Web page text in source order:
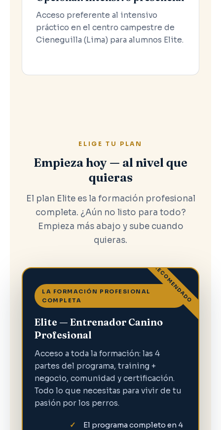
Acceso preferente al intensivo
práctico en el centro campestre de
Cieneguilla (Lima) para alumnos Elite.
ELIGE TU PLAN
Empieza hoy — al nivel que
quieras
El plan Elite es la formación profesional
completa. ¿Aún no listo para todo?
Empieza más abajo y sube cuando
quieras.
RECOMENDADO
LA FORMACIÓN PROFESIONAL
COMPLETA
Elite — Entrenador Canino
Profesional
Acceso a toda la formación: las 4
partes del programa, training +
negocio, comunidad y certificación.
Todo lo que necesitas para vivir de tu
pasión por los perros.
El programa completo en 4